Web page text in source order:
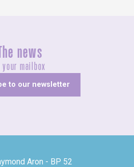
news
your mailbox
to our newsletter
Aron - BP 52